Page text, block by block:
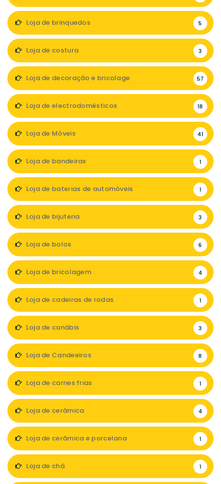
Loja de brinquedos 5
Loja de costura 3
Loja de decoração e bricolage 57
Loja de electrodomésticos 18
Loja de Móveis 41
Loja de bandeiras 1
Loja de baterias de automóveis 1
Loja de bijuteria 3
Loja de bolos 6
Loja de bricolagem 4
Loja de cadeiras de rodas 1
Loja de canábis 3
Loja de Candeeiros 8
Loja de carnes frias 1
Loja de cerâmica 4
Loja de cerâmica e porcelana 1
Loja de chá 1